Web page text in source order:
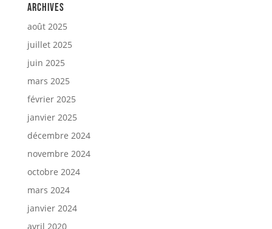
Archives
août 2025
juillet 2025
juin 2025
mars 2025
février 2025
janvier 2025
décembre 2024
novembre 2024
octobre 2024
mars 2024
janvier 2024
avril 2020